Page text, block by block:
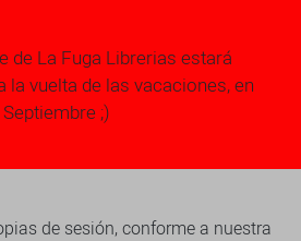
de La Fuga Librerias estará
la vuelta de las vacaciones, en
Septiembre ;)
de sesión, conforme a nuestra